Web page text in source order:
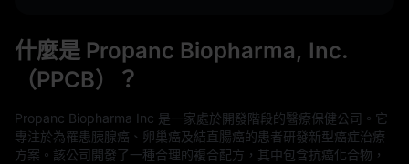
什麼是 Propanc Biopharma, Inc.
（PPCB）？
Propanc Biopharma Inc 是一家處於開發階段的醫療保健公司。它
專注於為罹患胰腺癌、卵巢癌及結直腸癌的患者研發新型癌症治療
方案。該公司開發了一種合理的複合配方，其中包含抗癌化合物，